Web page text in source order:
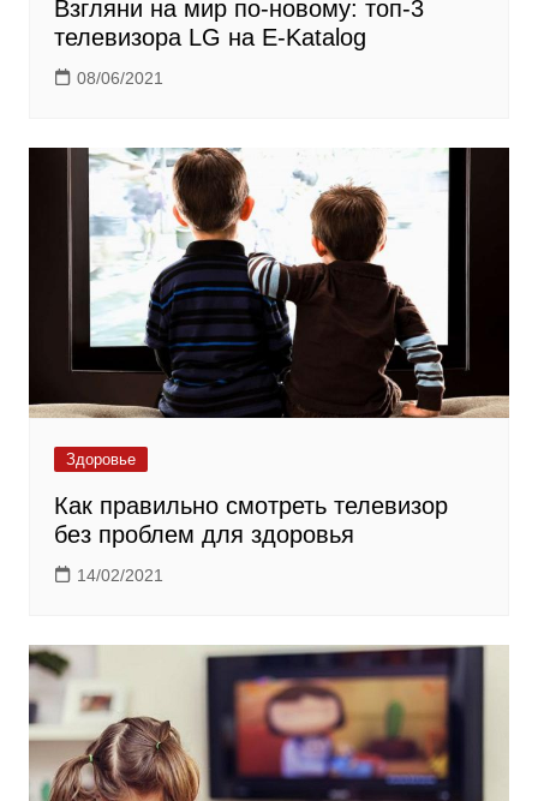
Взгляни на мир по-новому: топ-3
телевизора LG на E-Katalog
08/06/2021
Здоровье
Как правильно смотреть телевизор
без проблем для здоровья
14/02/2021